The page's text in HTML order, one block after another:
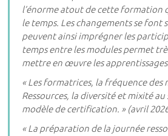
l’énorme atout de cette formation
le temps. Les changements se font
peuvent ainsi imprégner les
temps entre les modules permet
mettre en œuvre les
« Les formatrices, la fréquence des
Ressources, la diversité et mixité
modèle de certification. » (avril
« La préparation de la journée